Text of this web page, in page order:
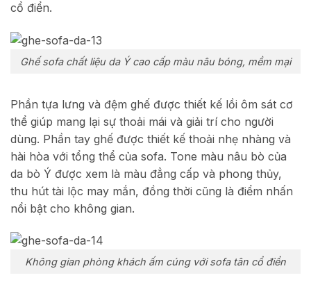
cổ điển.
Ghế sofa chất liệu da Ý cao cấp màu nâu bóng, mềm mại
Phần tựa lưng và đệm ghế được thiết kế lồi ôm sát cơ
thể giúp mang lại sự thoải mái và giải trí cho người
dùng. Phần tay ghế được thiết kế thoải nhẹ nhàng và
hài hòa với tổng thể của sofa. Tone màu nâu bò của
da bò Ý được xem là màu đẳng cấp và phong thủy,
thu hút tài lộc may mắn, đồng thời cũng là điểm nhấn
nổi bật cho không gian.
Không gian phòng khách ấm cúng với sofa tân cổ điển